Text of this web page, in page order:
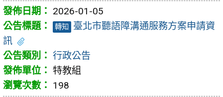
2026-01-05
轉知
臺北市聽語障溝通服務方案申請資
訊
行政公告
特教組
198